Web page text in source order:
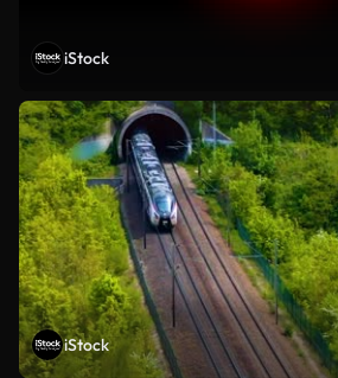
iStock
iStock